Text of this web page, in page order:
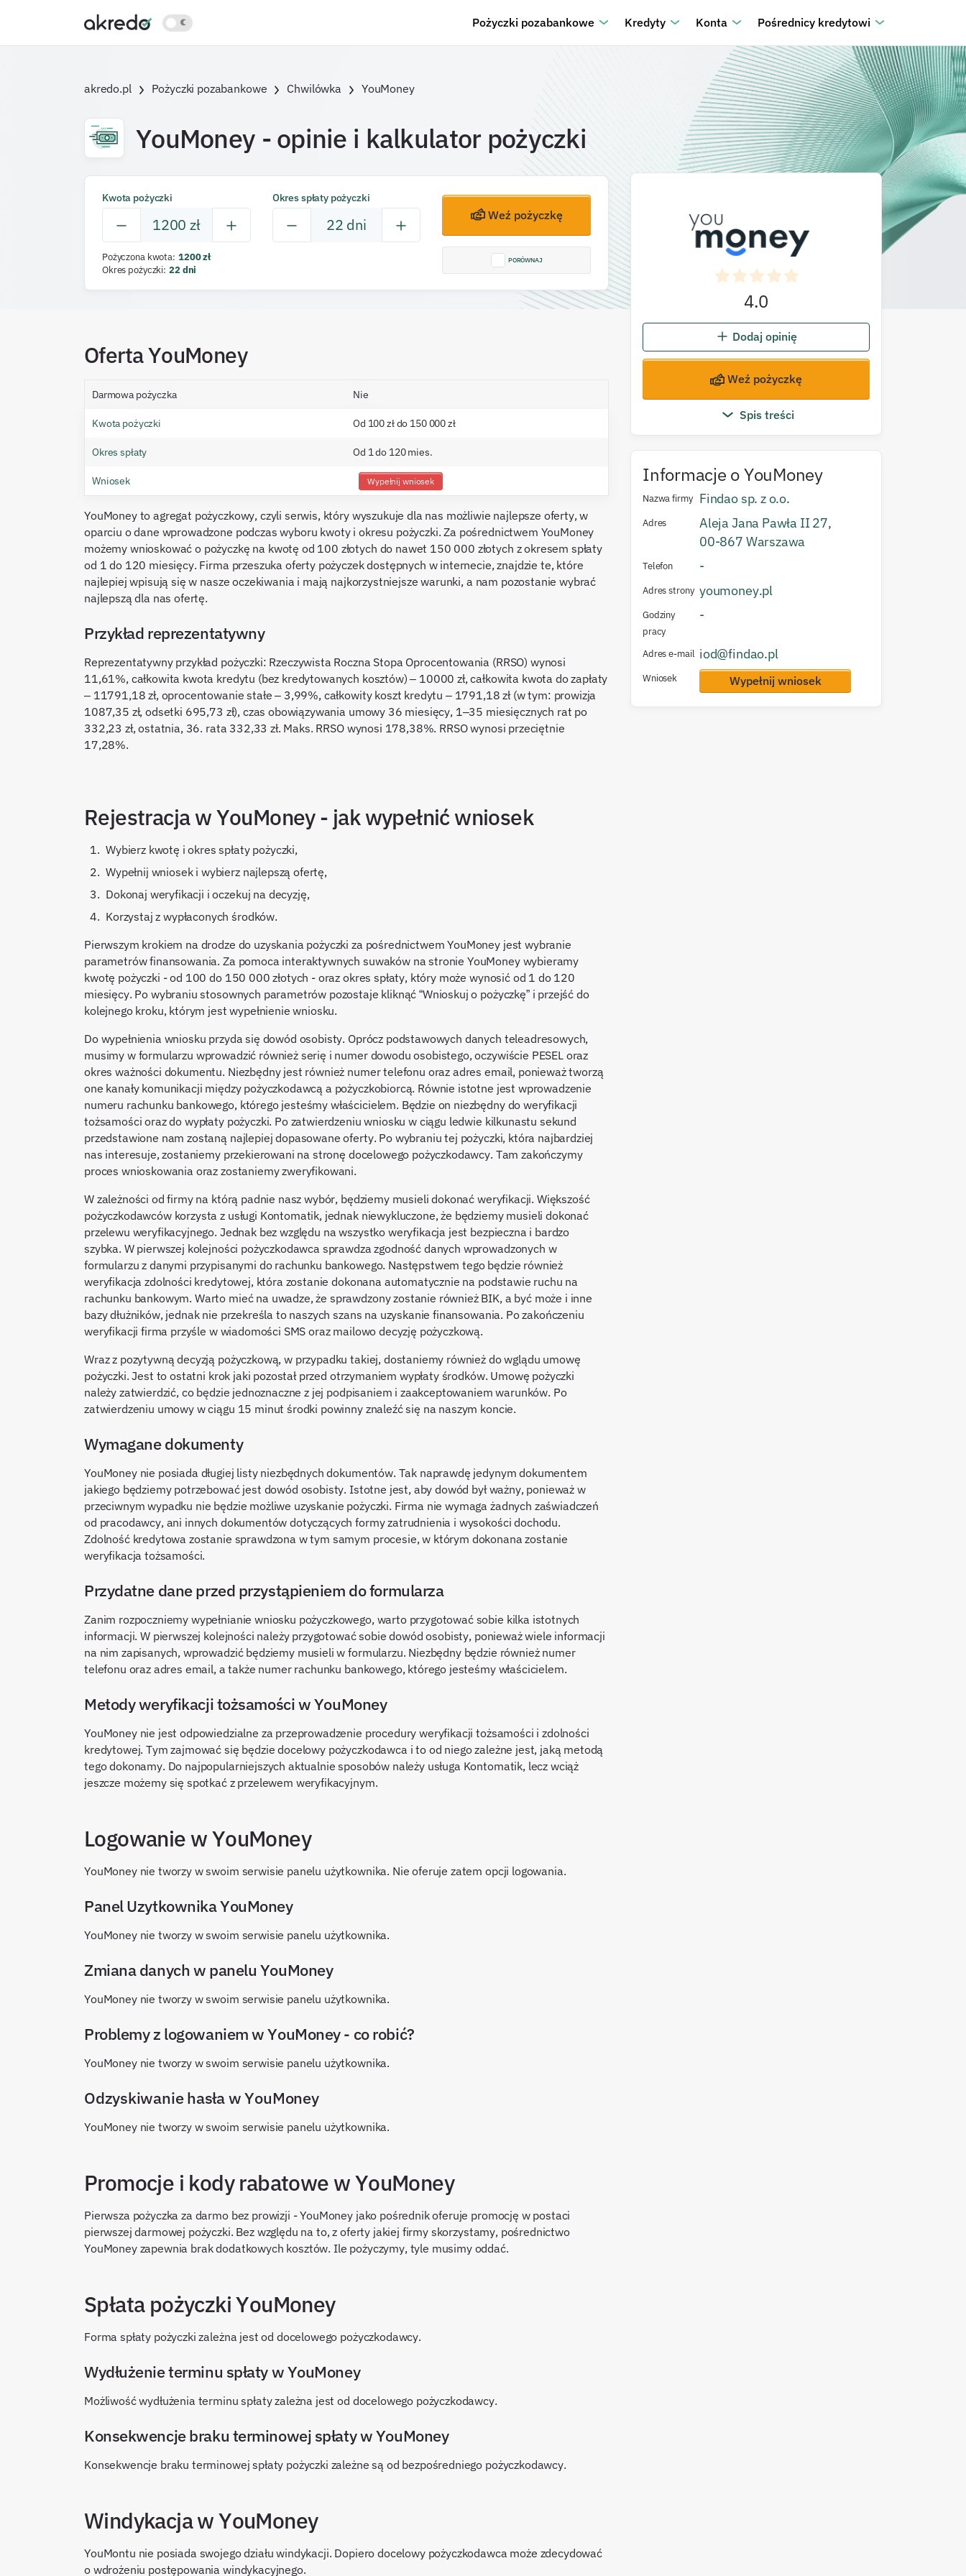
Pożyczki pozabankowe Kredyty Konta Pośrednicy kredytowi
akredo.pl Pożyczki pozabankowe Chwilówka YouMoney
YouMoney - opinie i kalkulator pożyczki
4.0
Dodaj opinię
Weź pożyczkę
Spis treści
Informacje oYouMoney
Nazwa firmy Findao sp. z o.o.
Adres Aleja Jana Pawła II27,
00-867 Warszawa
Telefon -
Adres strony youmoney.pl
Godziny
pracy
-
Adres e-mail iod@findao.pl
Wniosek Wypełnij wniosek
Kwota pożyczki
1200 zł
Okres spłaty pożyczki
22 dni
Pożyczona kwota: 1200zł
Okres pożyczki: 22dni
Weź pożyczkę
PORÓWNAJ
Oferta YouMoney
Darmowa pożyczka Nie
Kwota pożyczki Od 100 zł do 150 000 zł
Okres spłaty Od 1 do 120 mies.
Wniosek Wypełnij wniosek
YouMoney to agregat pożyczkowy, czyli serwis, który wyszukuje dla nas możliwie najlepsze oferty, w
oparciu o dane wprowadzone podczas wyboru kwoty i okresu pożyczki. Za pośrednictwem YouMoney
możemy wnioskować o pożyczkę na kwotę od 100 złotych do nawet 150 000 złotych z okresem spłaty
od 1 do 120 miesięcy. Firma przeszuka oferty pożyczek dostępnych w internecie, znajdzie te, które
najlepiej wpisują się w nasze oczekiwania i mają najkorzystniejsze warunki, a nam pozostanie wybrać
najlepszą dla nas ofertę.
Przykład reprezentatywny
Reprezentatywny przykład pożyczki: Rzeczywista Roczna Stopa Oprocentowania (RRSO) wynosi
11,61%, całkowita kwota kredytu (bez kredytowanych kosztów) – 10000 zł, całkowita kwota do zapłaty
– 11791,18 zł, oprocentowanie stałe – 3,99%, całkowity koszt kredytu – 1791,18 zł (w tym: prowizja
1087,35 zł, odsetki 695,73 zł), czas obowiązywania umowy 36 miesięcy, 1–35 miesięcznych rat po
332,23 zł, ostatnia, 36. rata 332,33 zł. Maks. RRSO wynosi 178,38%. RRSO wynosi przeciętnie
17,28%.
Rejestracja w YouMoney - jak wypełnić wniosek
Wybierz kwotę i okres spłaty pożyczki,
Wypełnij wniosek i wybierz najlepszą ofertę,
Dokonaj weryfikacji i oczekuj na decyzję,
Korzystaj z wypłaconych środków.
Pierwszym krokiem na drodze do uzyskania pożyczki za pośrednictwem YouMoney jest wybranie
parametrów finansowania. Za pomoca interaktywnych suwaków na stronie YouMoney wybieramy
kwotę pożyczki - od 100 do 150 000 złotych - oraz okres spłaty, który może wynosić od 1 do 120
miesięcy. Po wybraniu stosownych parametrów pozostaje kliknąć “Wnioskuj o pożyczkę” i przejść do
kolejnego kroku, którym jest wypełnienie wniosku.
Do wypełnienia wniosku przyda się dowód osobisty. Oprócz podstawowych danych teleadresowych,
musimy w formularzu wprowadzić również serię i numer dowodu osobistego, oczywiście PESEL oraz
okres ważności dokumentu. Niezbędny jest również numer telefonu oraz adres email, ponieważ tworzą
one kanały komunikacji między pożyczkodawcą a pożyczkobiorcą. Równie istotne jest wprowadzenie
numeru rachunku bankowego, którego jesteśmy właścicielem. Będzie on niezbędny do weryfikacji
tożsamości oraz do wypłaty pożyczki. Po zatwierdzeniu wniosku w ciągu ledwie kilkunastu sekund
przedstawione nam zostaną najlepiej dopasowane oferty. Po wybraniu tej pożyczki, która najbardziej
nas interesuje, zostaniemy przekierowani na stronę docelowego pożyczkodawcy. Tam zakończymy
proces wnioskowania oraz zostaniemy zweryfikowani.
W zależności od firmy na którą padnie nasz wybór, będziemy musieli dokonać weryfikacji. Większość
pożyczkodawców korzysta z usługi Kontomatik, jednak niewykluczone, że będziemy musieli dokonać
przelewu weryfikacyjnego. Jednak bez względu na wszystko weryfikacja jest bezpieczna i bardzo
szybka. W pierwszej kolejności pożyczkodawca sprawdza zgodność danych wprowadzonych w
formularzu z danymi przypisanymi do rachunku bankowego. Następstwem tego będzie również
weryfikacja zdolności kredytowej, która zostanie dokonana automatycznie na podstawie ruchu na
rachunku bankowym. Warto mieć na uwadze, że sprawdzony zostanie również BIK, a być może i inne
bazy dłużników, jednak nie przekreśla to naszych szans na uzyskanie finansowania. Po zakończeniu
weryfikacji firma przyśle w wiadomości SMS oraz mailowo decyzję pożyczkową.
Wraz z pozytywną decyzją pożyczkową, w przypadku takiej, dostaniemy również do wglądu umowę
pożyczki. Jest to ostatni krok jaki pozostał przed otrzymaniem wypłaty środków. Umowę pożyczki
należy zatwierdzić, co będzie jednoznaczne z jej podpisaniem i zaakceptowaniem warunków. Po
zatwierdzeniu umowy w ciągu 15 minut środki powinny znaleźć się na naszym koncie.
Wymagane dokumenty
YouMoney nie posiada długiej listy niezbędnych dokumentów. Tak naprawdę jedynym dokumentem
jakiego będziemy potrzebować jest dowód osobisty. Istotne jest, aby dowód był ważny, ponieważ w
przeciwnym wypadku nie będzie możliwe uzyskanie pożyczki. Firma nie wymaga żadnych zaświadczeń
od pracodawcy, ani innych dokumentów dotyczących formy zatrudnienia i wysokości dochodu.
Zdolność kredytowa zostanie sprawdzona w tym samym procesie, w którym dokonana zostanie
weryfikacja tożsamości.
Przydatne dane przed przystąpieniem do formularza
Zanim rozpoczniemy wypełnianie wniosku pożyczkowego, warto przygotować sobie kilka istotnych
informacji. W pierwszej kolejności należy przygotować sobie dowód osobisty, ponieważ wiele informacji
na nim zapisanych, wprowadzić będziemy musieli w formularzu. Niezbędny będzie również numer
telefonu oraz adres email, a także numer rachunku bankowego, którego jesteśmy właścicielem.
Metody weryfikacji tożsamości w YouMoney
YouMoney nie jest odpowiedzialne za przeprowadzenie procedury weryfikacji tożsamości i zdolności
kredytowej. Tym zajmować się będzie docelowy pożyczkodawca i to od niego zależne jest, jaką metodą
tego dokonamy. Do najpopularniejszych aktualnie sposobów należy usługa Kontomatik, lecz wciąż
jeszcze możemy się spotkać z przelewem weryfikacyjnym.
Logowanie w YouMoney
YouMoney nie tworzy w swoim serwisie panelu użytkownika. Nie oferuje zatem opcji logowania.
Panel Uzytkownika YouMoney
YouMoney nie tworzy w swoim serwisie panelu użytkownika.
Zmiana danych w panelu YouMoney
YouMoney nie tworzy w swoim serwisie panelu użytkownika.
Problemy z logowaniem w YouMoney - co robić?
YouMoney nie tworzy w swoim serwisie panelu użytkownika.
Odzyskiwanie hasła w YouMoney
YouMoney nie tworzy w swoim serwisie panelu użytkownika.
Promocje i kody rabatowe w YouMoney
Pierwsza pożyczka za darmo bez prowizji - YouMoney jako pośrednik oferuje promocję w postaci
pierwszej darmowej pożyczki. Bez względu na to, z oferty jakiej firmy skorzystamy, pośrednictwo
YouMoney zapewnia brak dodatkowych kosztów. Ile pożyczymy, tyle musimy oddać.
Spłata pożyczki YouMoney
Forma spłaty pożyczki zależna jest od docelowego pożyczkodawcy.
Wydłużenie terminu spłaty w YouMoney
Możliwość wydłużenia terminu spłaty zależna jest od docelowego pożyczkodawcy.
Konsekwencje braku terminowej spłaty w YouMoney
Konsekwencje braku terminowej spłaty pożyczki zależne są od bezpośredniego pożyczkodawcy.
Windykacja w YouMoney
YouMontu nie posiada swojego działu windykacji. Dopiero docelowy pożyczkodawca może zdecydować
o wdrożeniu postępowania windykacyjnego.